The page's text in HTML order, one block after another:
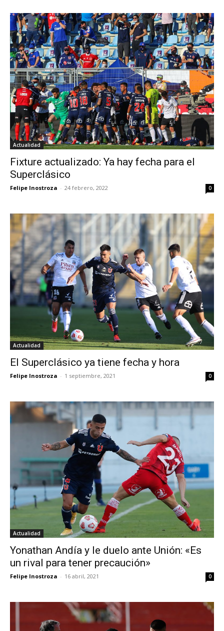
Actualidad
Fixture actualizado: Ya hay fecha para el
Superclásico
Felipe Inostroza - 24 febrero, 2022 0
Actualidad
El Superclásico ya tiene fecha y hora
Felipe Inostroza - 1 septiembre, 2021 0
Actualidad
Yonathan Andía y le duelo ante Unión: «Es
un rival para tener precaución»
Felipe Inostroza - 16 abril, 2021 0